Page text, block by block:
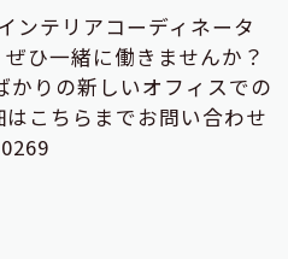
ンテリアコーディネータ
ひ一緒に働きませんか？
かりの新しいオフィスでの
はこちらまでお問い合わせ